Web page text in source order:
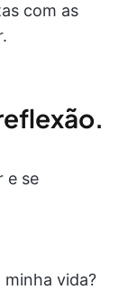
com as
e se
vida?